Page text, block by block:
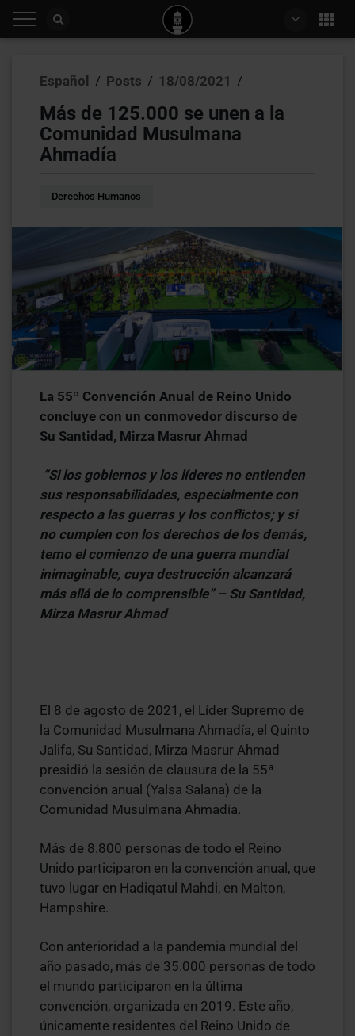
Español / Posts / 18/08/2021 /
Más de 125.000 se unen a la
Comunidad Musulmana
Ahmadía
Derechos Humanos
La 55º Convención Anual de Reino Unido
concluye con un conmovedor discurso de
Su Santidad, Mirza Masrur Ahmad
“Si los gobiernos y los líderes no entienden
sus responsabilidades, especialmente con
respecto a las guerras y los conflictos; y si
no cumplen con los derechos de los demás,
temo el comienzo de una guerra mundial
inimaginable, cuya destrucción alcanzará
más allá de lo comprensible” – Su Santidad,
Mirza Masrur Ahmad
El 8 de agosto de 2021, el Líder Supremo de
la Comunidad Musulmana Ahmadía, el Quinto
Jalifa, Su Santidad, Mirza Masrur Ahmad
presidió la sesión de clausura de la 55ª
convención anual (Yalsa Salana) de la
Comunidad Musulmana Ahmadía.
Más de 8.800 personas de todo el Reino
Unido participaron en la convención anual, que
tuvo lugar en Hadiqatul Mahdi, en Malton,
Hampshire.
Con anterioridad a la pandemia mundial del
año pasado, más de 35.000 personas de todo
el mundo participaron en la última
convención, organizada en 2019. Este año,
únicamente residentes del Reino Unido de